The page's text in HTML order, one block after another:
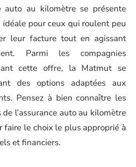
auto au kilomètre se présente
pour ceux qui roulent peu
leur facture tout en agissant
Parmi les compagnies
cette offre, la Matmut se
des options adaptées aux
Pensez à bien connaître les
l’assurance auto au kilomètre
faire le choix le plus approprié à
et financiers.